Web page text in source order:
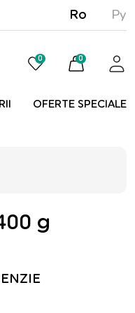
Ro Ру
0 0
OFERTE SPECIALE
g